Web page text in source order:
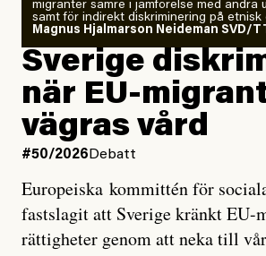
läget för hur den begynnande El
utveckla sig. El Niño är ett
väderfenomen som uppstår när
Stilla havet blir ovanligt varmt. Det
över stora delar av världen och under
forskare allt oftare varnat för att den
Det verkar vara en underdrift, menar
Hausfather.
migranter sämre i jämförelse med andra
samt för indirekt diskriminering på etnisk
Magnus Hjalmarson Neideman SVD/
Sverige
när EU-
vägras vård
#50/2026 Debatt
Europeiska kommittén för
fastslagit att Sverige kränkt EU-
rättigheter genom att neka till